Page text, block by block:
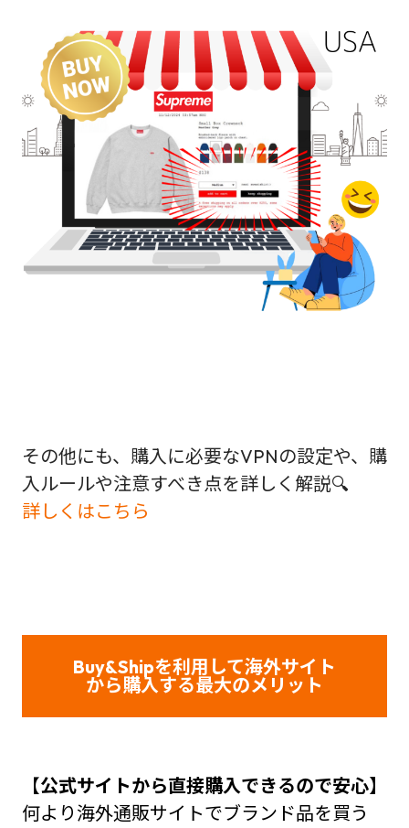
その他にも、購入に必要なVPNの設定や、購
入ルールや注意すべき点を詳しく解説🔍
詳しくはこちら
Buy&Shipを利用して海外サイト
から購入する最大のメリット
【公式サイトから直接購入できるので安心】
何より海外通販サイトでブランド品を買う